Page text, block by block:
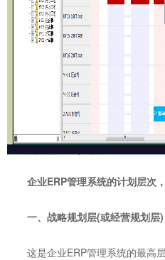
企业ERP管理系统的计划层次，
一、战略规划层(或经营规划层)
这是企业ERP管理系统的最高